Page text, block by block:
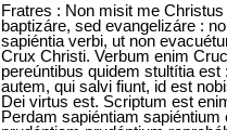
Fratres : Non misit me Christus
baptizáre, sed evangelizáre :
sapiéntia verbi, ut non
Crux Christi. Verbum enim
pereúntibus quidem stultítia est
autem, qui salvi fiunt, id est
Dei virtus est. Scriptum est
Perdam sapiéntiam sapiéntium